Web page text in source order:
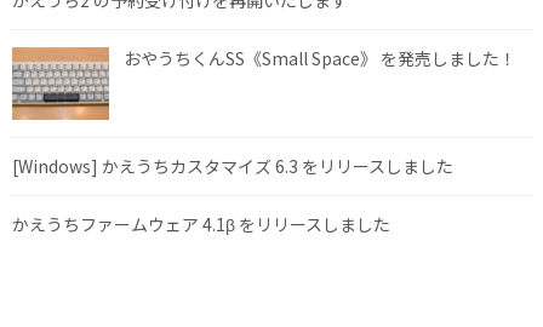
おやうちくんSS《Small Space》 を発売しました！
[Windows] かえうちカスタマイズ 6.3 をリリースしました
かえうちファームウェア 4.1β をリリースしました